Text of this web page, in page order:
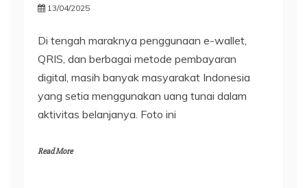
13/04/2025
Di tengah maraknya penggunaan e-wallet,
QRIS, dan berbagai metode pembayaran
digital, masih banyak masyarakat Indonesia
yang setia menggunakan uang tunai dalam
aktivitas belanjanya. Foto ini
Read More